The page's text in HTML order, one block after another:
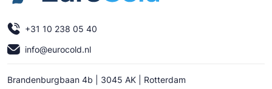
+31 10 238 05 40
info@eurocold.nl
Brandenburgbaan 4b | 3045 AK | Rotterdam